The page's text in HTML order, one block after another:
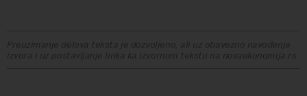
Preuzimanje delova teksta je dozvoljeno, ali uz obavezno navođenje
izvora i uz postavljanje linka ka izvornom tekstu na novaekonomija.rs